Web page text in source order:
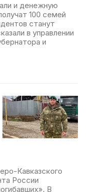
и денежную
100 семей
станут
в управлении
и
Кавказского
России
В